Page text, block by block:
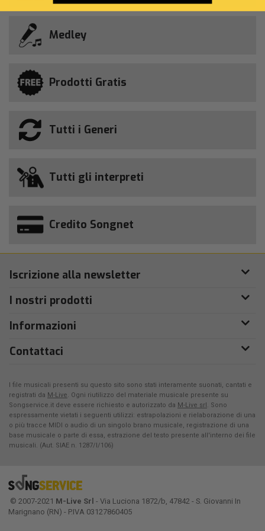
Medley
Prodotti Gratis
Tutti i Generi
Tutti gli interpreti
Credito Songnet
Iscrizione alla newsletter
I nostri prodotti
Informazioni
Contattaci
I file musicali presenti su questo sito sono stati interamente suonati, cantati e
registrati da M-Live. Ogni riutilizzo del materiale musicale presente su
Songservice.it deve essere richiesto e autorizzato da M-Live srl. Sono
espressamente vietati i seguenti utilizzi: estrapolazioni e rielaborazione di una
o più tracce MIDI o audio di un singolo brano musicale, registrazione di una
base musicale o parte di essa, estrazione del testo presente all'interno dei file
musicali. (Aut. SIAE n. 1287/I/106)
© 2007-2021 M-Live Srl - Via Luciona 1872/b, 47842 - S. Giovanni In
Marignano (RN) - P.IVA 03127860405